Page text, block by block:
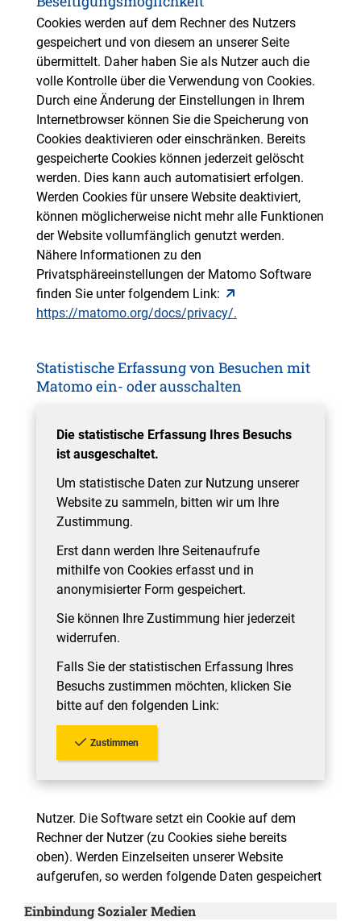
Cookies werden auf dem Rechner des Nutzers
gespeichert und von diesem an unserer Seite
übermittelt. Daher haben Sie als Nutzer auch die
volle Kontrolle über die Verwendung von Cookies.
Durch eine Änderung der Einstellungen in Ihrem
Internetbrowser können Sie die Speicherung von
Cookies deaktivieren oder einschränken. Bereits
gespeicherte Cookies können jederzeit gelöscht
werden. Dies kann auch automatisiert erfolgen.
Werden Cookies für unsere Website deaktiviert,
können möglicherweise nicht mehr alle Funktionen
der Website vollumfänglich genutzt werden.
Nähere Informationen zu den
Privatsphäreeinstellungen der Matomo Software
finden Sie unter folgendem Link:
https://matomo.org/docs/privacy/.
Statistische Erfassung von Besuchen mit
Matomo ein- oder ausschalten
Die statistische Erfassung Ihres Besuchs
ist ausgeschaltet.
Um statistische Daten zur Nutzung unserer
Website zu sammeln, bitten wir um Ihre
Zustimmung.
Erst dann werden Ihre Seitenaufrufe
mithilfe von Cookies erfasst und in
anonymisierter Form gespeichert.
Sie können Ihre Zustimmung hier jederzeit
widerrufen.
Falls Sie der statistischen Erfassung Ihres
Besuchs zustimmen möchten, klicken Sie
bitte auf den folgenden Link:
Zustimmen
Nutzer. Die Software setzt ein Cookie auf dem
Rechner der Nutzer (zu Cookies siehe bereits
oben). Werden Einzelseiten unserer Website
aufgerufen, so werden folgende Daten gespeichert
Einbindung Sozialer Medien